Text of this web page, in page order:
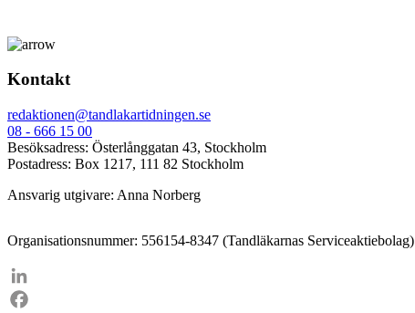
Kontakt
redaktionen@tandlakartidningen.se
08 - 666 15 00
Besöksadress: Österlånggatan 43, Stockholm
Postadress: Box 1217, 111 82 Stockholm
Ansvarig utgivare: Anna Norberg
Organisationsnummer: 556154-8347 (Tandläkarnas Serviceaktiebolag)
LinkedIn